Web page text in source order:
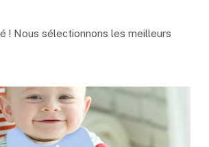
! Nous sélectionnons les meilleurs